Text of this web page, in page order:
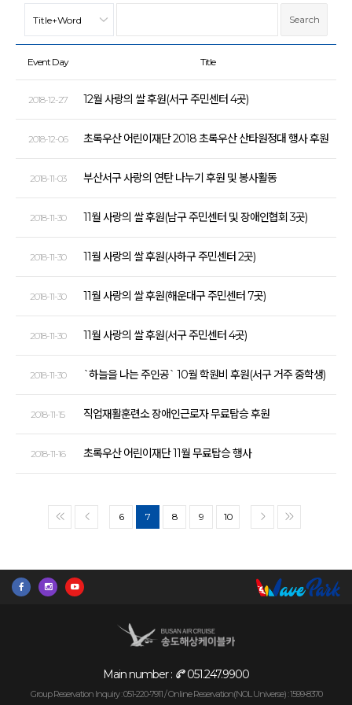
Event Day Title
2018-12-27 12월 사랑의 쌀 후원(서구 주민센터 4곳)
2018-12-06 초록우산 어린이재단 2018 초록우산 산타원정대 행사 후원
2018-11-03 부산서구 사랑의 연탄 나누기 후원 및 봉사활동
2018-11-30 11월 사랑의 쌀 후원(남구 주민센터 및 장애인협회 3곳)
2018-11-30 11월 사랑의 쌀 후원(사하구 주민센터 2곳)
2018-11-30 11월 사랑의 쌀 후원(해운대구 주민센터 7곳)
2018-11-30 11월 사랑의 쌀 후원(서구 주민센터 4곳)
2018-11-30 `하늘을 나는 주인공` 10월 학원비 후원(서구 거주 중학생)
2018-11-15 직업재활훈련소 장애인근로자 무료탑승 후원
2018-11-16 초록우산 어린이재단 11월 무료탑승 행사
<< < 6 7 8 9 10 > >>
Main number : 051.247.9900
Group Reservation Inquiry : 051-220-7911 /Online Reservation(NOL Universe) : 1599-8370